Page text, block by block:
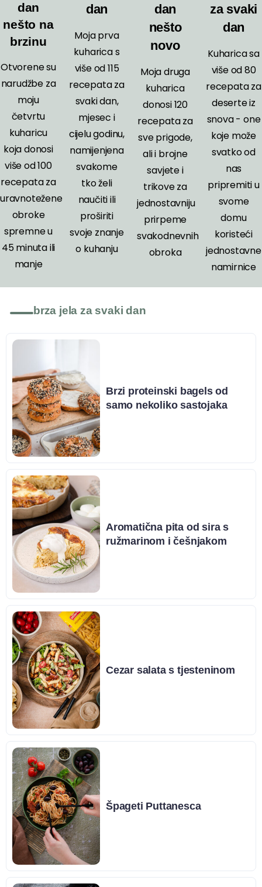
dan
nešto na
brzinu
Otvorene su
narudžbe za
moju
četvrtu
kuharicu
koja donosi
više od 100
recepata za
uravnotežene
obroke
spremne u
45 minuta ili
manje
dan
Moja prva
kuharica s
više od 115
recepata za
svaki dan,
mjesec i
cijelu godinu,
namijenjena
svakome
tko želi
naučiti ili
proširiti
svoje znanje
o kuhanju
dan
nešto
novo
Moja druga
kuharica
donosi 120
recepata za
sve prigode,
ali i brojne
savjete i
trikove za
jednostavniju
prirpeme
svakodnevnih
obroka
za svaki
dan
Kuharica sa
više od 80
recepata za
deserte iz
snova - one
koje može
svatko od
nas
pripremiti u
svome
domu
koristeći
jednostavne
namirnice
brza jela za svaki dan
Brzi proteinski bagels od
samo nekoliko sastojaka
Aromatična pita od sira s
ružmarinom i češnjakom
Cezar salata s tjesteninom
Špageti Puttanesca